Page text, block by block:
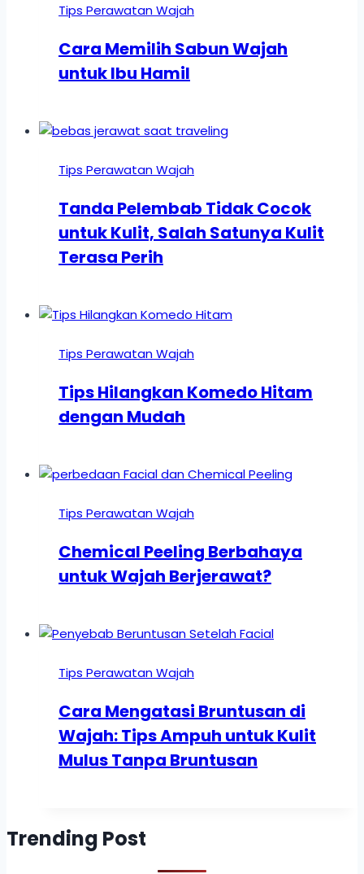
Tips Perawatan Wajah
Cara Memilih Sabun Wajah
untuk Ibu Hamil
Tips Perawatan Wajah
Tanda Pelembab Tidak Cocok
untuk Kulit, Salah Satunya Kulit
Terasa Perih
Tips Perawatan Wajah
Tips Hilangkan Komedo Hitam
dengan Mudah
Tips Perawatan Wajah
Chemical Peeling Berbahaya
untuk Wajah Berjerawat?
Tips Perawatan Wajah
Cara Mengatasi Bruntusan di
Wajah: Tips Ampuh untuk Kulit
Mulus Tanpa Bruntusan
Trending Post